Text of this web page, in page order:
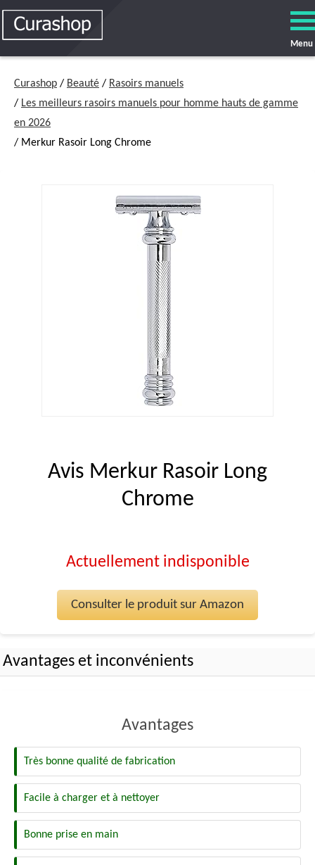
Menu
Curashop / Beauté / Rasoirs manuels
/ Les meilleurs rasoirs manuels pour homme hauts de gamme
en 2026
/ Merkur Rasoir Long Chrome
Avis Merkur Rasoir Long
Chrome
Actuellement indisponible
Consulter le produit sur Amazon
Avantages et inconvénients
Avantages
Très bonne qualité de fabrication
Facile à charger et à nettoyer
Bonne prise en main